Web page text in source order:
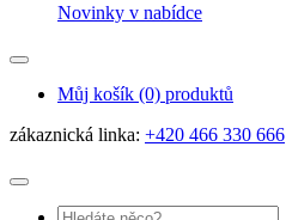
Novinky v nabídce
Můj košík (0) produktů
zákaznická linka: +420 466 330 666